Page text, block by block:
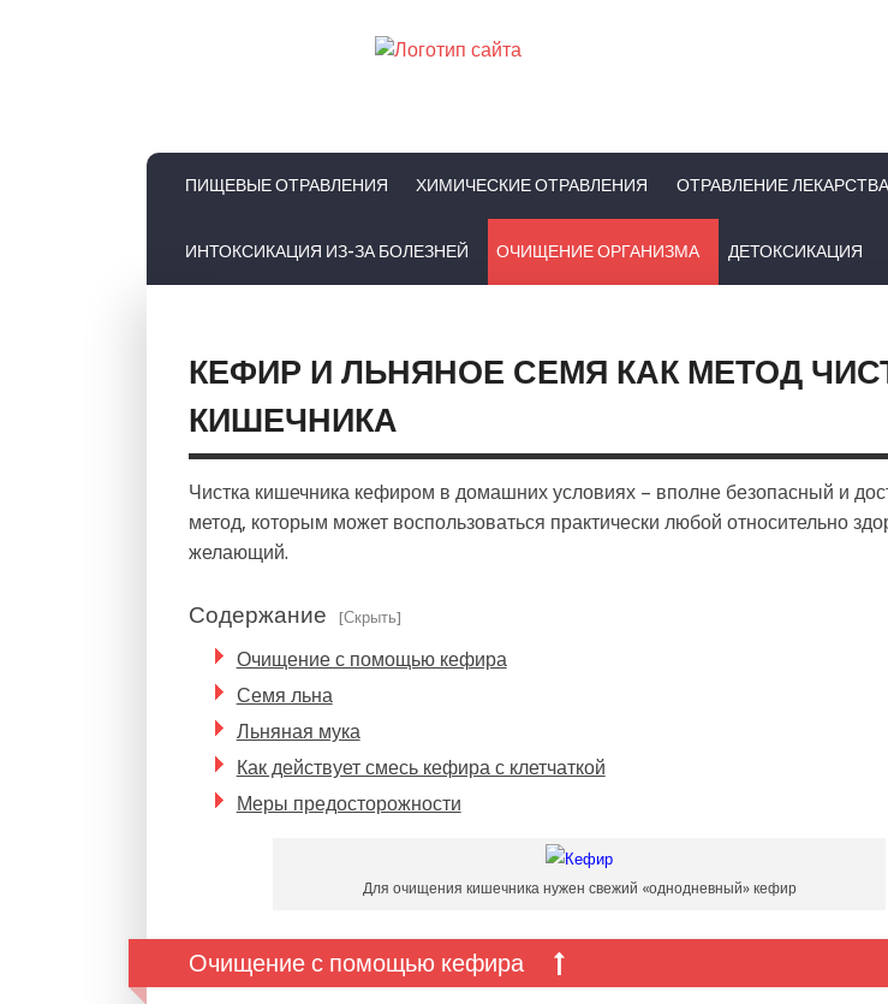
ПИЩЕВЫЕ ОТРАВЛЕНИЯ ХИМИЧЕСКИЕ ОТРАВЛЕНИЯ ОТРАВЛЕНИЕ
ИНТОКСИКАЦИЯ ИЗ-ЗА БОЛЕЗНЕЙ ОЧИЩЕНИЕ ОРГАНИЗМА ДЕТОКСИКАЦИЯ
КЕФИР И ЛЬНЯНОЕ СЕМЯ КАК МЕТОД
КИШЕЧНИКА
Чистка кишечника кефиром в домашних условиях – вполне безопасный и
метод, которым может воспользоваться практически любой относительно
желающий.
Содержание [Скрыть]
Очищение с помощью кефира
Семя льна
Льняная мука
Как действует смесь кефира с клетчаткой
Меры предосторожности
Для очищения кишечника нужен свежий «однодневный» кефир
Очищение с помощью кефира